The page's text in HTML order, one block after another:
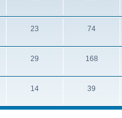
23 74
29 168
14 39